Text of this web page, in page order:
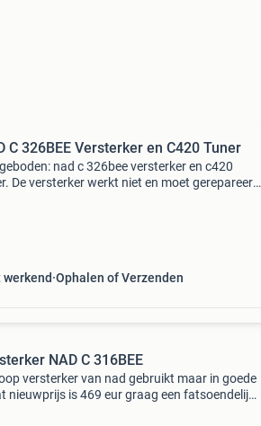
C 326BEE Versterker en C420 Tuner
nad c 326bee versterker en c420
De versterker werkt niet en moet gerepareerd
werkend Ophalen of Verzenden
NAD C 316BEE
versterker van nad gebruikt maar in goede
nieuwprijs is 469 eur graag een fatsoendelijk